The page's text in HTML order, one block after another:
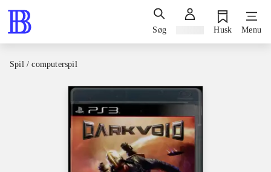
Søg Husk Menu
Spil / computerspil